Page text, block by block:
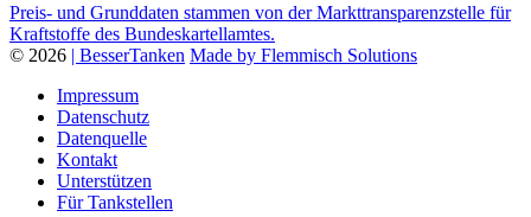
Preis- und Grunddaten stammen von der Markttransparenzstelle für
Kraftstoffe des Bundeskartellamtes.
© 2026 | BesserTanken Made by Flemmisch Solutions
Impressum
Datenschutz
Datenquelle
Kontakt
Unterstützen
Für Tankstellen